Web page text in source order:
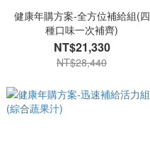
健康年購方案-全方位補給組(四
種口味一次補齊)
NT$21,330
NT$28,440